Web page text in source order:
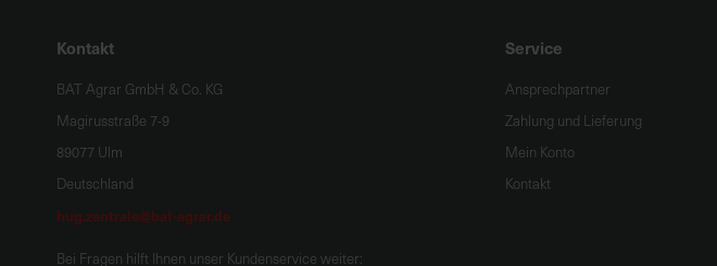
Kontakt
BAT Agrar GmbH & Co. KG
Magirusstraße 7-9
89077 Ulm
Deutschland
hug.zentrale@bat-agrar.de
Bei Fragen hilft Ihnen unser Kundenservice weiter:
Service
Ansprechpartner
Zahlung und Lieferung
Mein Konto
Kontakt